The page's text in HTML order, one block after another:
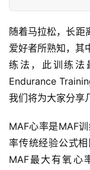
随着马拉松，长距
爱好者所熟知，其
练法，此训练法
Endurance
我们将为大家分享
MAF心率是MAF
率传统经验公式
MAF最大有氧心